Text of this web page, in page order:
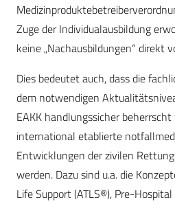
Zuge der Individualausbildung
keine „Nachausbildungen“ direkt
Dies bedeutet auch, dass die
dem notwendigen
EAKK handlungssicher
international etablierte
Entwicklungen der zivilen
werden. Dazu sind u.a. die
Life Support (ATLS®), Pre-